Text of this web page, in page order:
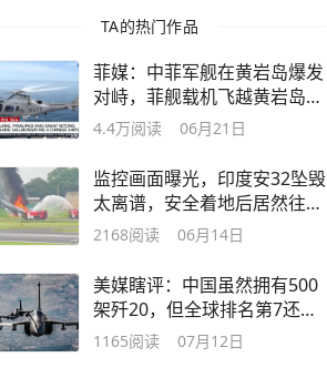
TA的热门作品
菲媒：中菲军舰在黄岩岛爆发
对峙，菲舰载机飞越黄岩岛上
空
4.4万阅读 06月21日
监控画面曝光，印度安32坠毁
太离谱，安全着地后居然往草
坪上开
2168阅读 06月14日
美媒瞎评：中国虽然拥有500
架歼20，但全球排名第7还不
如印度
1165阅读 07月12日